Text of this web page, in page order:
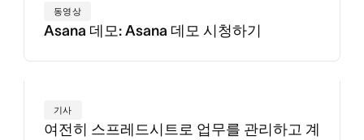
동영상
Asana 데모: Asana 데모 시청하기
기사
여전히 스프레드시트로 업무를 관리하고 계